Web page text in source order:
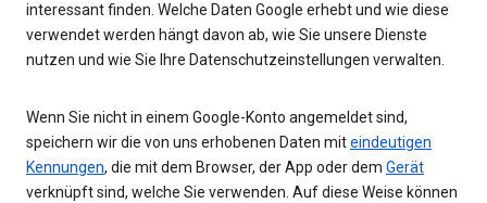
interessant finden. Welche Daten Google erhebt und wie diese
verwendet werden hängt davon ab, wie Sie unsere Dienste
nutzen und wie Sie Ihre Datenschutzeinstellungen verwalten.
Wenn Sie nicht in einem Google-Konto angemeldet sind,
speichern wir die von uns erhobenen Daten miteindeutigen
Kennungen, die mit dem Browser, der App oder dem Gerät
verknüpft sind, welche Sie verwenden. Auf diese Weise können